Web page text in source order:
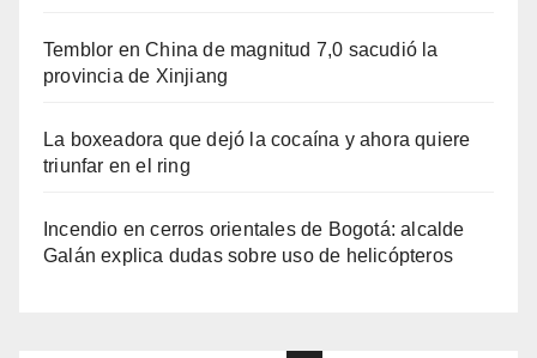
Temblor en China de magnitud 7,0 sacudió la
provincia de Xinjiang
La boxeadora que dejó la cocaína y ahora quiere
triunfar en el ring​
Incendio en cerros orientales de Bogotá: alcalde
Galán explica dudas sobre uso de helicópteros